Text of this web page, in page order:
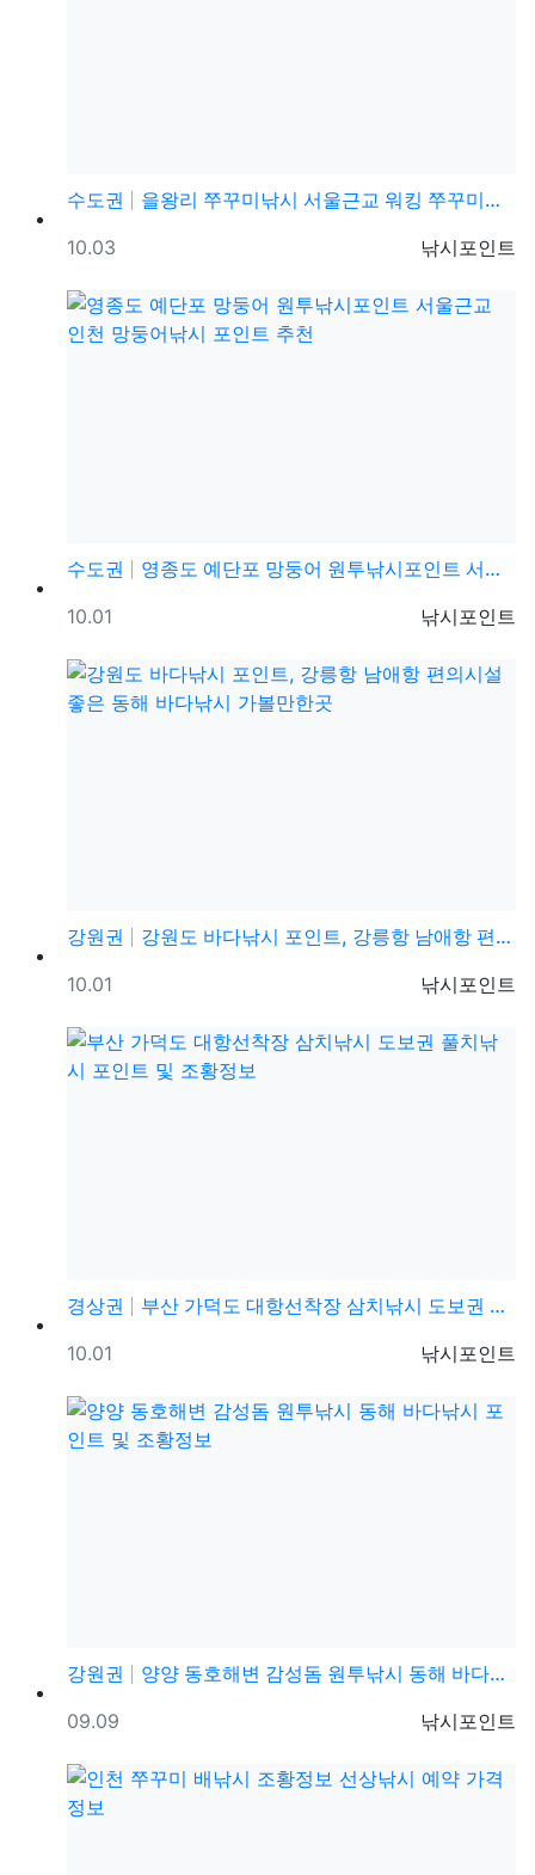
수도권
을왕리 쭈꾸미낚시 서울근교 워킹 쭈꾸미낚시 포인트 및 …
등록자
낚시포인트
등록일
10.03
수도권
영종도 예단포 망둥어 원투낚시포인트 서울근교 인천 망둥…
등록자
낚시포인트
등록일
10.01
강원권
강원도 바다낚시 포인트, 강릉항 남애항 편의시설 좋은 …
등록자
낚시포인트
등록일
10.01
경상권
부산 가덕도 대항선착장 삼치낚시 도보권 풀치낚시 포인트…
등록자
낚시포인트
등록일
10.01
강원권
양양 동호해변 감성돔 원투낚시 동해 바다낚시 포인트 및…
등록자
낚시포인트
등록일
09.09